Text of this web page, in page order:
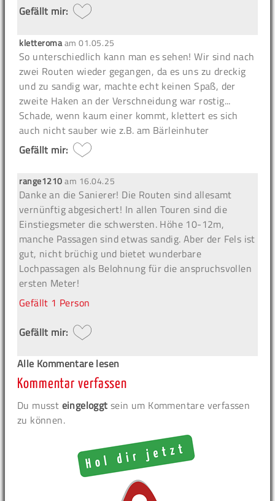
Gefällt mir:
kletteromaam01.05.25
So unterschiedlich kann man es sehen! Wir sind nach
zwei Routen wieder gegangen, da es uns zu dreckig
und zu sandig war, machte echt keinen Spaß, der
zweite Haken an der Verschneidung war rostig...
Schade, wenn kaum einer kommt, klettert es sich
auch nicht sauber wie z.B. am Bärleinhuter
Gefällt mir:
range1210am 16.04.25
Danke an die Sanierer! Die Routen sind allesamt
vernünftig abgesichert! In allen Touren sind die
Einstiegsmeter die schwersten. Höhe 10-12m,
manche Passagen sind etwas sandig. Aber der Fels ist
gut, nicht brüchig und bietet wunderbare
Lochpassagen als Belohnung für die anspruchsvollen
ersten Meter!
Gefällt 1 Person
Gefällt mir:
Alle Kommentare lesen
Kommentar verfassen
Du musst eingeloggt sein um Kommentare verfassen
zu können.